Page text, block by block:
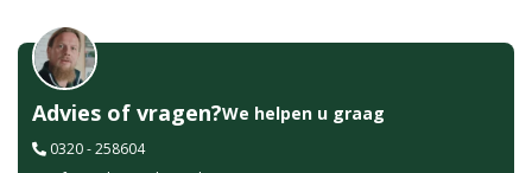
Advies of vragen?We helpen u graag
0320 - 258604